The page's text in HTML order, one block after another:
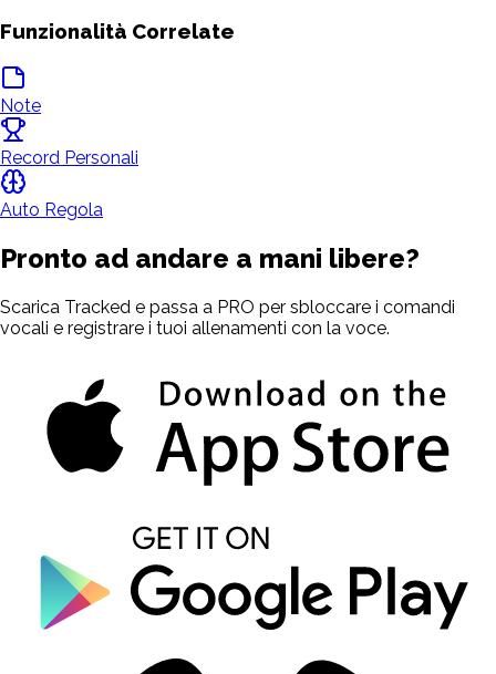
Funzionalità Correlate
Note
Record Personali
Auto Regola
Pronto ad andare a mani libere?
Scarica Tracked e passa a PRO per sbloccare i comandi
vocali e registrare i tuoi allenamenti con la voce.